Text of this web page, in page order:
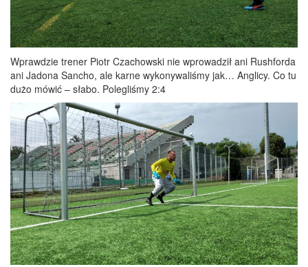
Wprawdzie trener Piotr Czachowski nie wprowadził ani Rushforda
ani Jadona Sancho, ale karne wykonywaliśmy jak… Anglicy. Co tu
dużo mówić – słabo. Polegliśmy 2:4